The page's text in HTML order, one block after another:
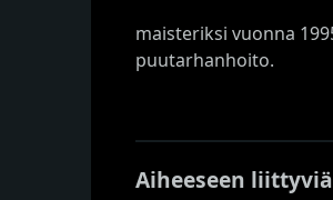
maisteriksi vuonna
puutarhanhoito.
Aiheeseen